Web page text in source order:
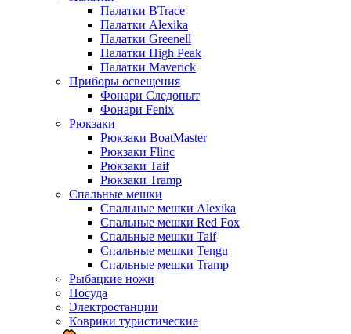
Палатки BTrace
Палатки Alexika
Палатки Greenell
Палатки High Peak
Палатки Maverick
Приборы освещения
Фонари Следопыт
Фонари Fenix
Рюкзаки
Рюкзаки BoatMaster
Рюкзаки Flinc
Рюкзаки Taif
Рюкзаки Tramp
Спальные мешки
Спальные мешки Alexika
Спальные мешки Red Fox
Спальные мешки Taif
Спальные мешки Tengu
Спальные мешки Tramp
Рыбацкие ножи
Посуда
Электростанции
Коврики туристические